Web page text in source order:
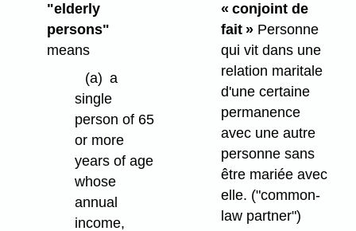
"elderly
persons"
means
(a) a
single
person of 65
or more
years of age
whose
annual
income,
« conjoint de
fait »Personne
qui vit dans une
relation maritale
d'une certaine
permanence
avec une autre
personne sans
être mariée avec
elle. ("common-
law partner")